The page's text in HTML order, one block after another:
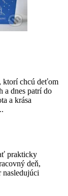
ktorí chcú deťom
a dnes patrí do
a krása
prakticky
deň,
nasledujúci